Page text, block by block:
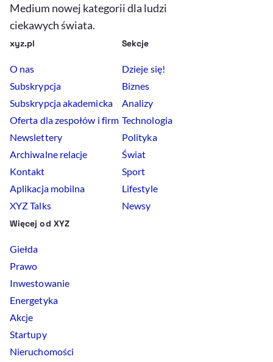
Medium nowej kategorii dla ludzi
ciekawych świata.
xyz.pl
O nas
Subskrypcja
Subskrypcja akademicka
Oferta dla zespołów i firm
Newslettery
Archiwalne relacje
Kontakt
Aplikacja mobilna
XYZ Talks
Sekcje
Dzieje się!
Biznes
Analizy
Technologia
Polityka
Świat
Sport
Lifestyle
Newsy
Więcej od XYZ
Giełda
Prawo
Inwestowanie
Energetyka
Akcje
Startupy
Nieruchomości